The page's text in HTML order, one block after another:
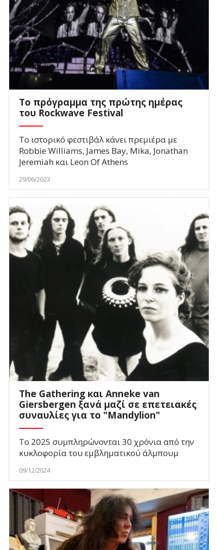
Το πρόγραμμα της πρώτης ημέρας
του Rockwave Festival
Το ιστορικό φεστιβάλ κάνει πρεμιέρα με
Robbie Williams, James Bay, Mika, Jonathan
Jeremiah και Leon Of Athens
29/06/2023
The Gathering και Anneke van
Giersbergen ξανά μαζί σε επετειακές
συναυλίες για το "Mandylion"
Το 2025 συμπληρώνονται 30 χρόνια από την
κυκλοφορία του εμβληματικού άλμπουμ
09/12/2024